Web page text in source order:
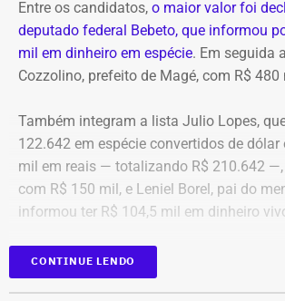
Entre os candidatos, o maior valor foi
deputado federal Bebeto, que informou
mil em dinheiro em espécie. Em seguida
Cozzolino, prefeito de Magé, com R$ 480
Também integram a lista Julio Lopes,
122.642 em espécie convertidos de dólar
mil em reais — totalizando R$ 210.642 —,
com R$ 150 mil, e Leniel Borel, pai do
informou ter R$ 104,5 mil em dinheiro
Candidato
Bebeto
CONTINUE LENDO